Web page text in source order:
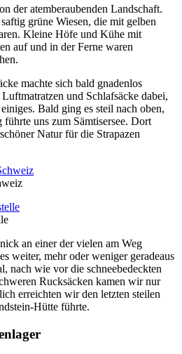
der atemberaubenden Landschaft.
grüne Wiesen, die mit gelben
Kleine Höfe und Kühe mit
auf und in der Ferne waren
machte sich bald gnadenlos
und Schlafsäcke dabei,
Bald ging es steil nach oben,
uns zum Sämtisersee. Dort
Natur für die Strapazen
an einer der vielen am Weg
weiter, mehr oder weniger geradeaus
nach wie vor die schneebedeckten
Rucksäcken kamen wir nur
erreichten wir den letzten steilen
Hütte führte.